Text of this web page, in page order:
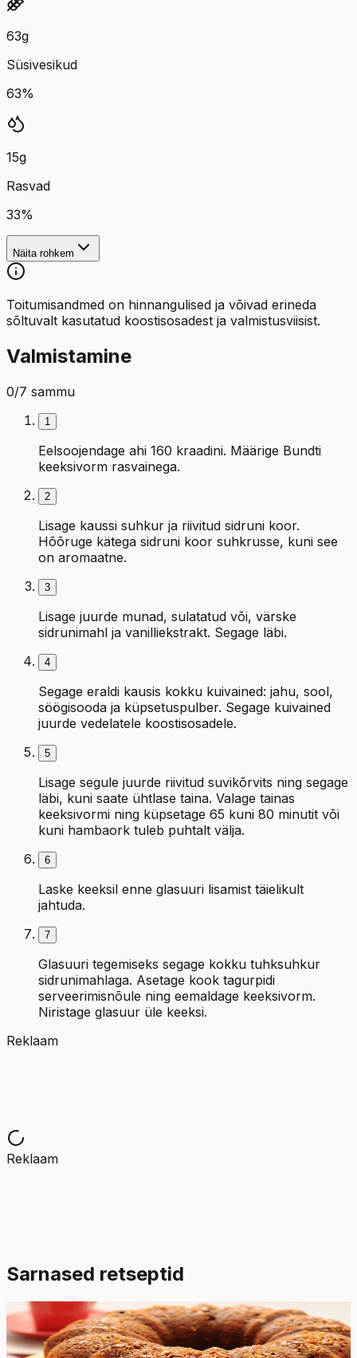
63g
Süsivesikud
63%
15g
Rasvad
33%
Näita rohkem
Toitumisandmed on hinnangulised ja võivad erineda
sõltuvalt kasutatud koostisosadest ja valmistusviisist.
Valmistamine
0/7 sammu
1
Eelsoojendage ahi 160 kraadini. Määrige Bundti
keeksivorm rasvainega.
2
Lisage kaussi suhkur ja riivitud sidruni koor.
Hõõruge kätega sidruni koor suhkrusse, kuni see
on aromaatne.
3
Lisage juurde munad, sulatatud või, värske
sidrunimahl ja vanilliekstrakt. Segage läbi.
4
Segage eraldi kausis kokku kuivained: jahu, sool,
söögisooda ja küpsetuspulber. Segage kuivained
juurde vedelatele koostisosadele.
5
Lisage segule juurde riivitud suvikõrvits ning segage
läbi, kuni saate ühtlase taina. Valage tainas
keeksivormi ning küpsetage 65 kuni 80 minutit või
kuni hambaork tuleb puhtalt välja.
6
Laske keeksil enne glasuuri lisamist täielikult
jahtuda.
7
Glasuuri tegemiseks segage kokku tuhksuhkur
sidrunimahlaga. Asetage kook tagurpidi
serveerimisnõule ning eemaldage keeksivorm.
Niristage glasuur üle keeksi.
Reklaam
Reklaam
Sarnased retseptid
Raske 5.0Hinnang:(2)
Rummikook